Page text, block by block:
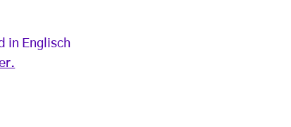
in Englisch